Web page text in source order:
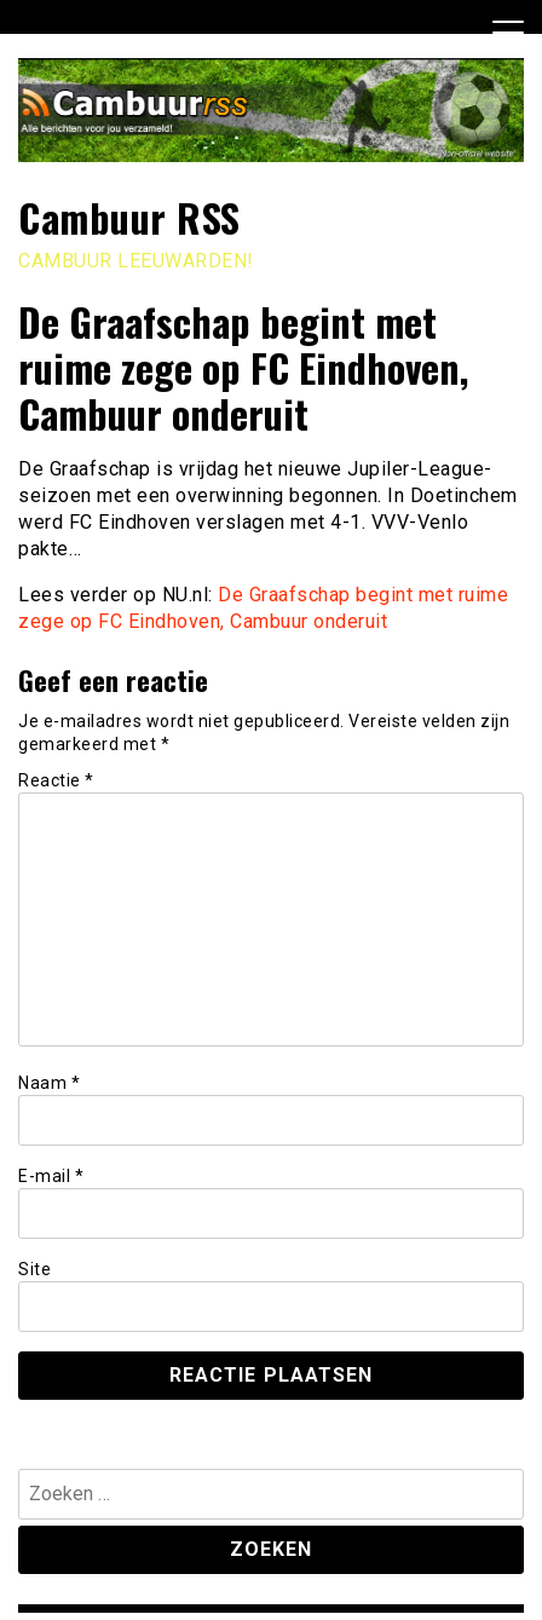
naar
inhoud
Cambuur RSS
CAMBUUR LEEUWARDEN!
De Graafschap begint met
ruime zege op FC Eindhoven,
Cambuur onderuit
De Graafschap is vrijdag het nieuwe Jupiler-League-
seizoen met een overwinning begonnen. In Doetinchem
werd FC Eindhoven verslagen met 4-1. VVV-Venlo
pakte…
Lees verder op NU.nl: De Graafschap begint met ruime
zege op FC Eindhoven, Cambuur onderuit
Geef een reactie
Je e-mailadres wordt niet gepubliceerd. Vereiste velden zijn
gemarkeerd met *
Reactie *
Naam *
E-mail *
Site
Zoeken
naar: